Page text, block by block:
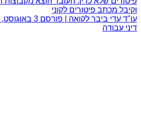
וקיבל מכתב פיטורים לקוני
עו"ד עדי ביבר לקואה | פורסם 3 באוגוסט, 2026
דיני עבודה